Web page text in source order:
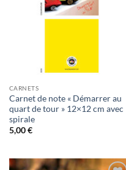
CARNETS
Carnet de note « Démarrer au
quart de tour » 12×12 cm avec
spirale
5,00€